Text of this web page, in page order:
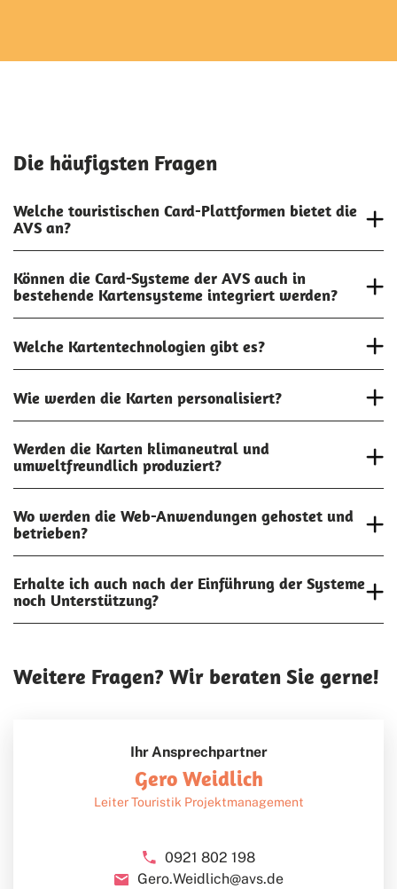
Die häufigsten Fragen
Welche touristischen Card-Plattformen bietet die
AVS an?
Können die Card-Systeme der AVS auch in
bestehende Kartensysteme integriert werden?
Welche Kartentechnologien gibt es?
Wie werden die Karten personalisiert?
Werden die Karten klimaneutral und
umweltfreundlich produziert?
Wo werden die Web-Anwendungen gehostet und
betrieben?
Erhalte ich auch nach der Einführung der Systeme
noch Unterstützung?
Weitere Fragen? Wir beraten Sie gerne!
Ihr Ansprechpartner
Gero Weidlich
Leiter Touristik Projektmanagement
0921 802 198
Gero.Weidlich@avs.de